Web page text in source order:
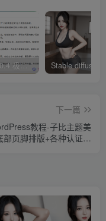
Reader v2.0.0.4 极简小说阅读器支持导入在线及离线书源
下一篇
教程-子比主题美
部页脚排版+各种认证图